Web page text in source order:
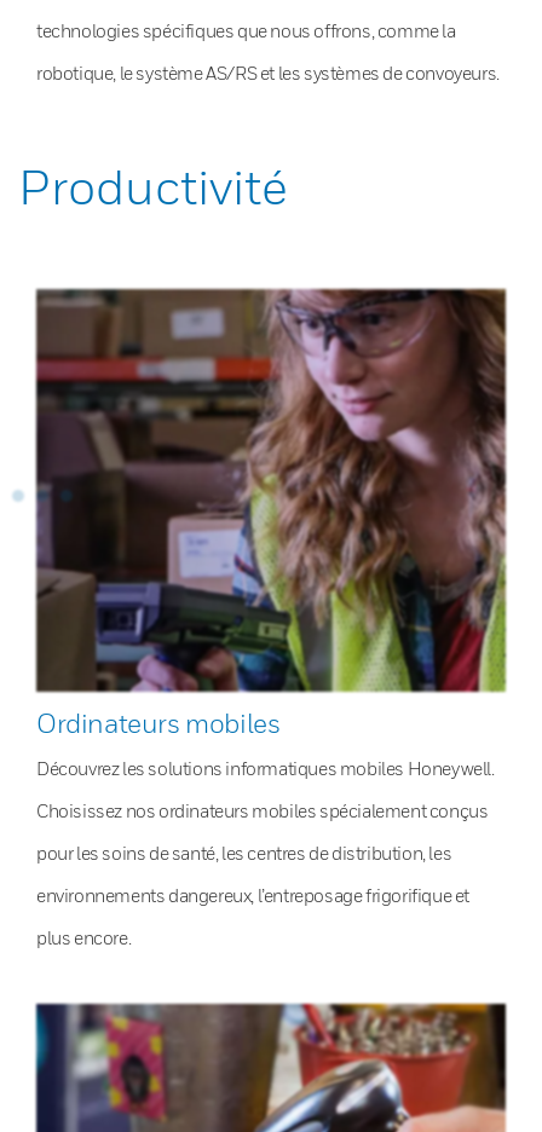
technologies spécifiques que nous offrons, comme la
robotique, le système AS/RS et les systèmes de convoyeurs.
Productivité
Ordinateurs mobiles
Découvrez les solutions informatiques mobiles Honeywell.
Choisissez nos ordinateurs mobiles spécialement conçus
pour les soins de santé, les centres de distribution, les
environnements dangereux, l’entreposage frigorifique et
plus encore.